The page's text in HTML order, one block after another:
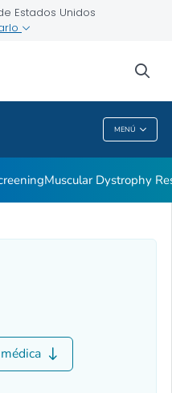
Estados Unidos
MENÚ
Muscular Dystrophy